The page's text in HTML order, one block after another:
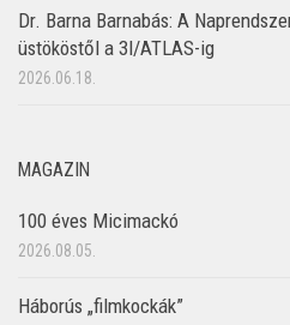
Dr. Barna Barnabás: A
üstököstől a 3I/ATLAS-ig
2026.06.18.
MAGAZIN
100 éves Micimackó
2026.08.05.
Háborús „filmkockák”